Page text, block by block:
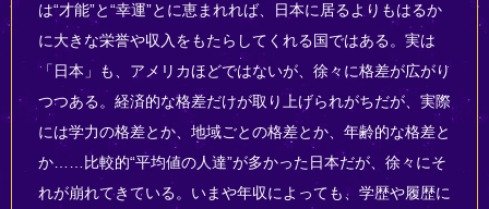
は“才能”と“幸運”とに恵まれれば、日本に居るよりもはるか
に大きな栄誉や収入をもたらしてくれる国ではある。実は
「日本」も、アメリカほどではないが、徐々に格差が広がり
つつある。経済的な格差だけが取り上げられがちだが、実際
には学力の格差とか、地域ごとの格差とか、年齢的な格差と
か……比較的“平均値の人達”が多かった日本だが、徐々にそ
れが崩れてきている。いまや年収によっても、学歴や履歴に